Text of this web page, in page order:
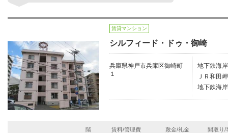
賃貸マンション
シルフィード・ドゥ・御崎
兵庫県神戸市兵庫区御崎町
１
地下鉄海
ＪＲ和田
地下鉄海
階 賃料/管理費 敷金/礼金 間取り/